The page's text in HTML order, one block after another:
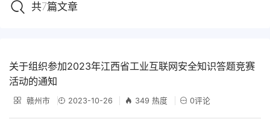
共7篇文章
关于组织参加2023年江西省工业互联网安全知识答题竞赛
活动的通知
赣州市 2023-10-26 349 热度 0评论